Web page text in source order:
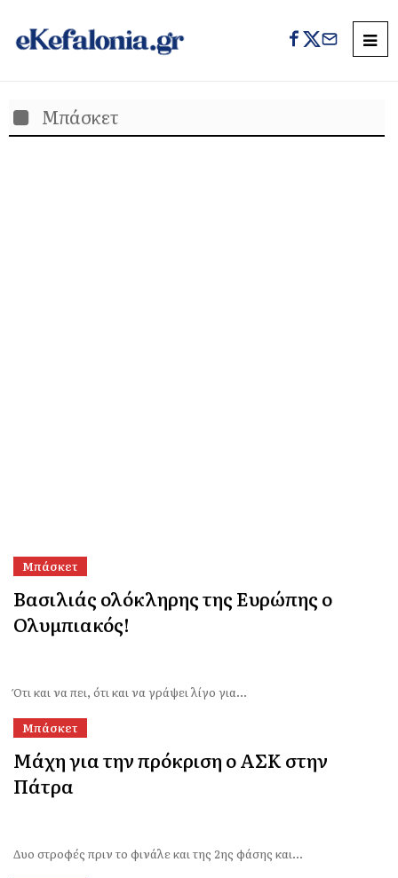
Μπάσκετ
Μπάσκετ
Βασιλιάς ολόκληρης της Ευρώπης ο
Ολυμπιακός!
Ότι και να πει, ότι και να γράψει λίγο για...
Μπάσκετ
Μάχη για την πρόκριση ο ΑΣΚ στην
Πάτρα
Δυο στροφές πριν το φινάλε και της 2ης φάσης και...